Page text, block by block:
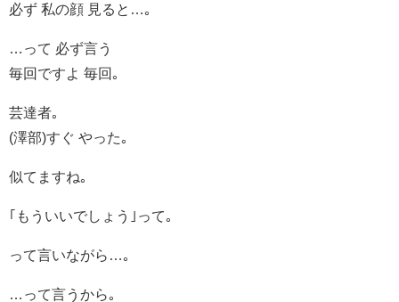
必ず 私の顔 見ると…｡
…って 必ず言う
毎回ですよ 毎回｡
芸達者｡
(澤部)すぐ やった｡
似てますね｡
｢もういいでしょう｣って｡
って言いながら…｡
…って言うから｡